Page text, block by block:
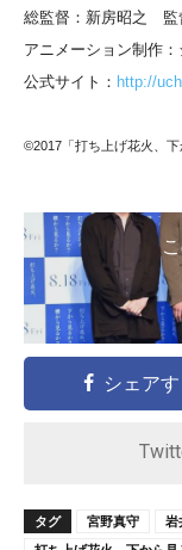
総監督：新房昭之
アニメーション制作：
公式サイト： http://
©2017「打ち上げ花火、
シェアす
タグ 宮野真守 岩